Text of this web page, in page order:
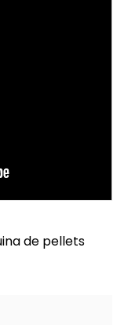
de pellets